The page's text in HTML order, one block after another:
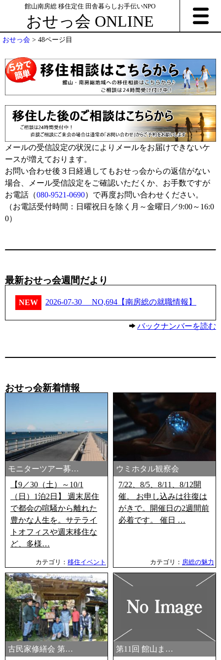
館山南房総 移住定住 田舎暮らしお手伝いNPO
おせっ会 ONLINE
おせっ会 > 48ページ目
メールの受信設定の状況によりメールをお届けできないケ
ースが増えております。
お問い合わせ後３日経過してもおせっ会からの返信がない
場合、メール受信設定をご確認いただくか、お手数ですが
お電話（080-9521-0690）で再度お問い合わせください。
（お電話受付時間：日曜祝日を除く月～金曜日／9:00～16:0
0）
最新おせっ会週間だより
NEW 2026-07-30 NO,694【南房総の就職情報】
バックナンバーを読む
おせっ会新着情報
モニターツアー募…
【9／30（土）～10/1
（日）1泊2日】 週末居住
で都会の喧騒から離れた
豊かな人生を。サテライ
トオフィスや週末移住な
ど、多様…
カテゴリ： 移住イベント
ウミホタル観察会
7/22、8/5、8/11、8/12開
催。 お申し込みは往復は
がきで。開催日の2週間前
必着です。 催日 …
カテゴリ： 房総の魅力
古民家修繕会 第…
第11回 館山ま…